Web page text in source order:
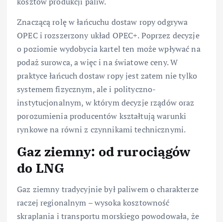
Znaczącą rolę w łańcuchu dostaw ropy odgrywa
OPEC i rozszerzony układ OPEC+. Poprzez decyzje
o poziomie wydobycia kartel ten może wpływać na
podaż surowca, a więc i na światowe ceny. W
praktyce łańcuch dostaw ropy jest zatem nie tylko
systemem fizycznym, ale i polityczno-
instytucjonalnym, w którym decyzje rządów oraz
porozumienia producentów kształtują warunki
rynkowe na równi z czynnikami technicznymi.
Gaz ziemny: od rurociągów
do LNG
Gaz ziemny tradycyjnie był paliwem o charakterze
raczej regionalnym – wysoka kosztowność
skraplania i transportu morskiego powodowała, że